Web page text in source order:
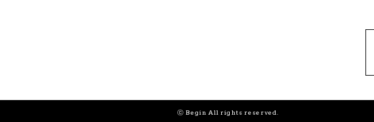
ⓒ Begin All rights reserved.